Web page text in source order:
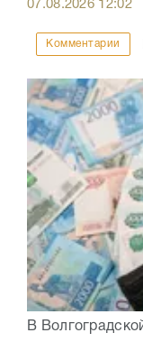
07.08.2026 12:02
Комментарии
В